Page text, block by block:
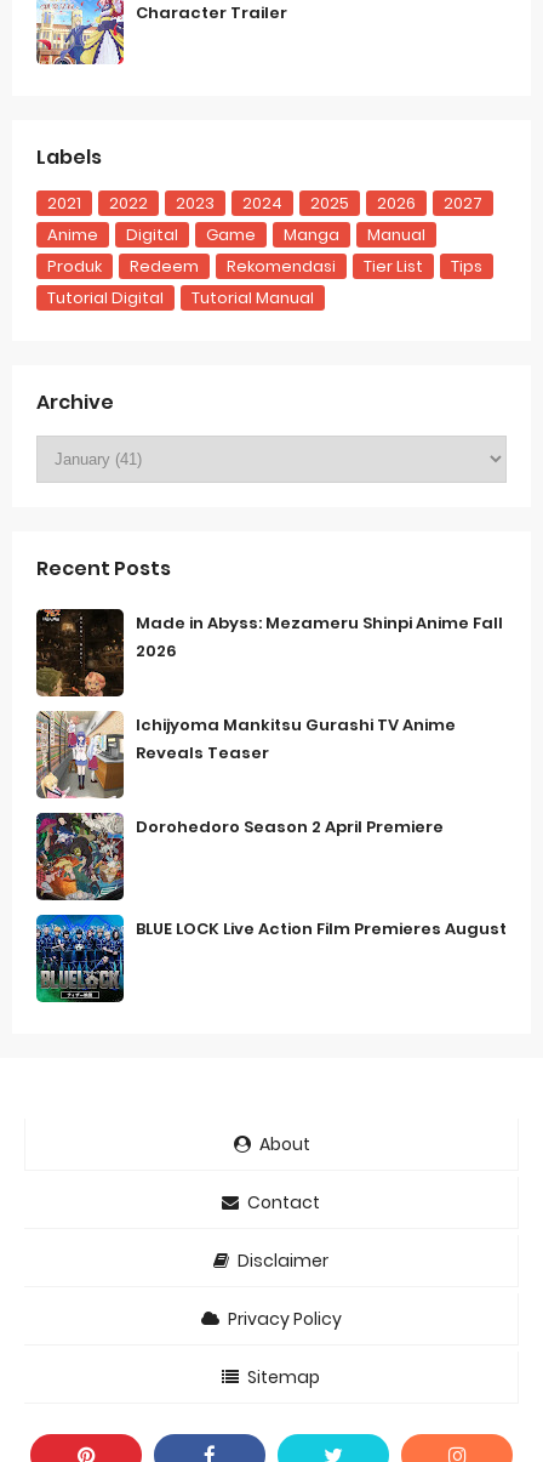
Character Trailer
Labels
2021 2022 2023 2024 2025 2026
2027
Anime
Digital Game Manga
Manual
Produk
Redeem Rekomendasi Tier List
Tips
Tutorial Digital
Tutorial Manual
Archive
Recent Posts
Made in Abyss: Mezameru Shinpi Anime Fall
2026
Ichijyoma Mankitsu Gurashi TV Anime
Reveals Teaser
Dorohedoro Season 2 April Premiere
BLUE LOCK Live Action Film Premieres August
About
Contact
Disclaimer
Privacy Policy
Sitemap